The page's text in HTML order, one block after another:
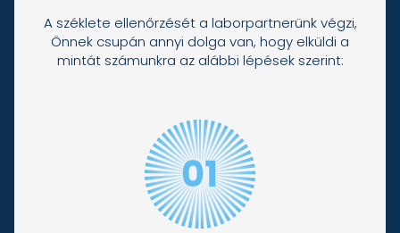
A széklete ellenőrzését a laborpartnerünk végzi,
Önnek csupán annyi dolga van, hogy elküldi a
mintát számunkra az alábbi lépések szerint: